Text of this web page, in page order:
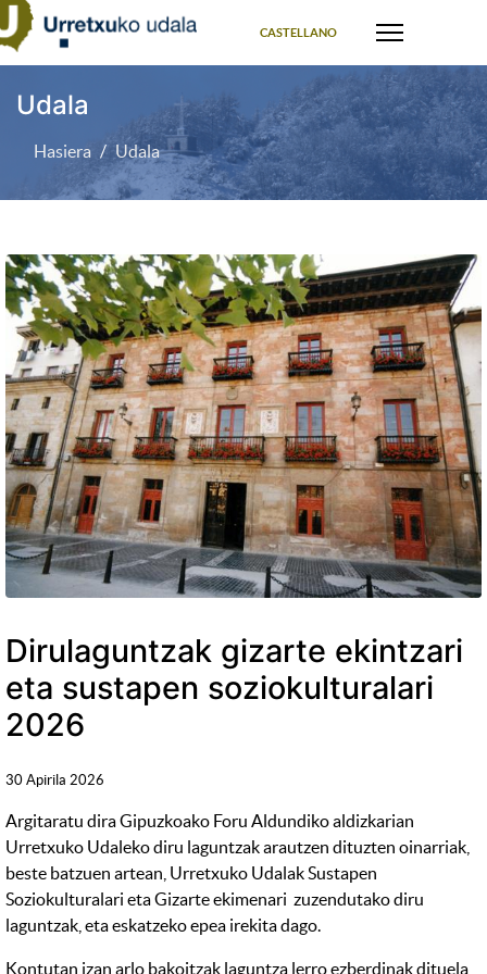
CASTELLANO
Udala
Hasiera Udala
Dirulaguntzak gizarte ekintzari
eta sustapen soziokulturalari
2026
30 Apirila 2026
Argitaratu dira Gipuzkoako Foru Aldundiko aldizkarian
Urretxuko Udaleko diru laguntzak arautzen dituzten oinarriak,
beste batzuen artean, Urretxuko Udalak Sustapen
Soziokulturalari eta Gizarte ekimenari zuzendutako diru
laguntzak, eta eskatzeko epea irekita dago.
Kontutan izan arlo bakoitzak laguntza lerro ezberdinak dituela